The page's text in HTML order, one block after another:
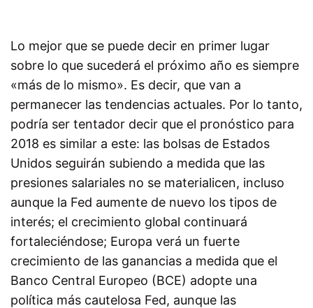
Lo mejor que se puede decir en primer lugar
sobre lo que sucederá el próximo año es siempre
«más de lo mismo». Es decir, que van a
permanecer las tendencias actuales. Por lo tanto,
podría ser tentador decir que el pronóstico para
2018 es similar a este: las bolsas de Estados
Unidos seguirán subiendo a medida que las
presiones salariales no se materialicen, incluso
aunque la Fed aumente de nuevo los tipos de
interés; el crecimiento global continuará
fortaleciéndose; Europa verá un fuerte
crecimiento de las ganancias a medida que el
Banco Central Europeo (BCE) adopte una
política más cautelosa Fed, aunque las